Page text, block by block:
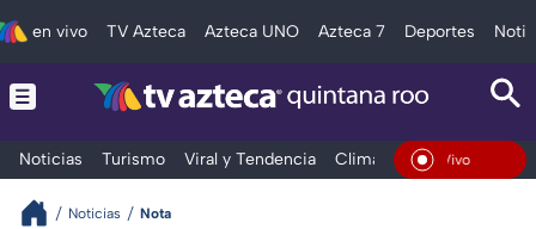
en vivo TV Azteca Azteca UNO Azteca 7 Deportes
Noticias Turismo Viral y Tendencia Clima Tráfico
En Vivo
Noticias Nota